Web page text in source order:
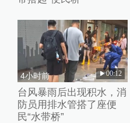
4小时前 00:12
台风暴雨后出现积水，消
防员用排水管搭了座便
民“水带桥”